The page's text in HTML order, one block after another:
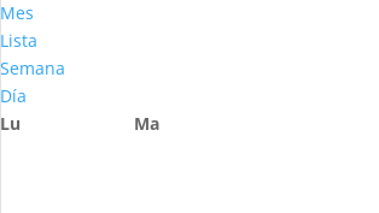
Mes
Lista
Semana
Día
Lu
Ma